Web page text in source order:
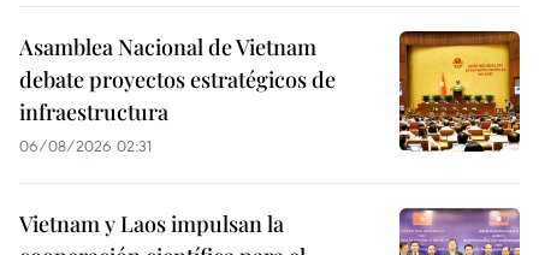
Asamblea Nacional de Vietnam
debate proyectos estratégicos de
infraestructura
06/08/2026 02:31
Vietnam y Laos impulsan la